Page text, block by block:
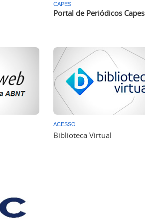
CAPES
Portal de Periódicos Capes
ACESSO
Biblioteca Virtual